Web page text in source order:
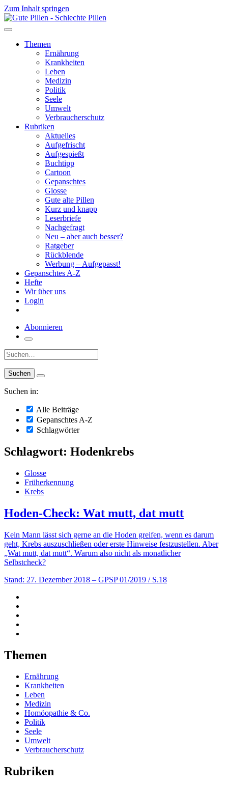
Zum Inhalt springen
Themen
Ernährung
Krankheiten
Leben
Medizin
Politik
Seele
Umwelt
Verbraucherschutz
Rubriken
Aktuelles
Aufgefrischt
Aufgespießt
Buchtipp
Cartoon
Gepanschtes
Glosse
Gute alte Pillen
Kurz und knapp
Leserbriefe
Nachgefragt
Neu – aber auch besser?
Ratgeber
Rückblende
Werbung – Aufgepasst!
Gepanschtes A-Z
Hefte
Wir über uns
Login
Abonnieren
Suche:
Suchen in:
Alle Beiträge
Gepanschtes A-Z
Schlagwörter
Schlagwort: Hodenkrebs
Glosse
Früherkennung
Krebs
Hoden-Check: Wat mutt, dat mutt
Kein Mann lässt sich gerne an die Hoden greifen, wenn es darum
geht, Krebs auszuschließen oder erste Hinweise festzustellen. Aber
„Wat mutt, dat mutt“. Warum also nicht als monatlicher
Selbstcheck?
Stand: 27. Dezember 2018 – GPSP 01/2019 / S.18
Themen
Ernährung
Krankheiten
Leben
Medizin
Homöopathie & Co.
Politik
Seele
Umwelt
Verbraucherschutz
Rubriken